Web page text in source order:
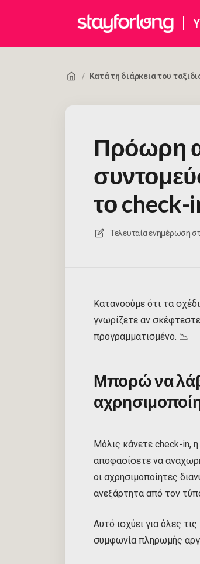
/ Κατά τη διάρκεια του
Πρόωρη
το check-
Τελευταία ενημέρωση
Κατανοούμε ότι τα
γνωρίζετε αν
προγραμματισμένο. 📉
Μπορώ να
Μόλις κάνετε check-in,
αποφασίσετε να
οι αχρησιμοποίητες
ανεξάρτητα από τον
Αυτό ισχύει για όλες
συμφωνία πληρωμής